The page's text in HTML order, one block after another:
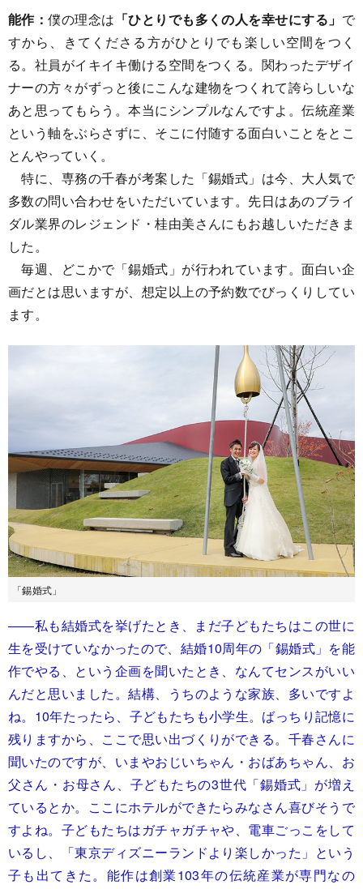
能作：僕の理念は 「ひとりでも多くの人を幸せにする」 で
すから、きてくださる方がひとりでも楽しい空間をつく
る。社員がイキイキ働ける空間をつくる。関わったデザイ
ナーの方々がずっと後にこんな建物をつくれて誇らしいな
あと思ってもらう。本当にシンプルなんですよ。伝統産業
という軸をぶらさずに、そこに付随する面白いことをとこ
とんやっていく。
特に、専務の千春が考案した「錫婚式」は今、大人気で
多数の問い合わせをいただいています。先日はあのブライ
ダル業界のレジェンド・桂由美さんにもお越しいただきま
した。
毎週、どこかで「錫婚式」が行われています。面白い企
画だとは思いますが、想定以上の予約数でびっくりしてい
ます。
「錫婚式」
――私も結婚式を挙げたとき、まだ子どもたちはこの世に
生を受けていなかったので、結婚10周年の「錫婚式」を能
作でやる、という企画を聞いたとき、なんてセンスがいい
んだと思いました。結構、うちのような家族、多いですよ
ね。10年たったら、子どもたちも小学生。ばっちり記憶に
残りますから、ここで思い出づくりができる。千春さんに
聞いたのですが、いまやおじいちゃん・おばあちゃん、お
父さん・お母さん、子どもたちの3世代「錫婚式」が増え
ているとか。ここにホテルができたらみなさん喜びそうで
すよね。子どもたちはガチャガチャや、電車ごっこをして
いるし、「東京ディズニーランドより楽しかった」という
子も出てきた。能作は創業103年の伝統産業が専門なの